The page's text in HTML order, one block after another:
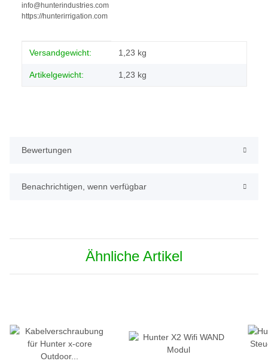
info@hunterindustries.com
https://hunterirrigation.com
Produkteigenschaft
Wert
Versandgewicht: 1,23 kg
Artikelgewicht: 1,23 kg
Bewertungen
Benachrichtigen, wenn verfügbar
Ähnliche Artikel